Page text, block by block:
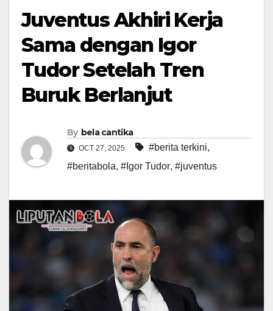
Juventus Akhiri Kerja
Sama dengan Igor
Tudor Setelah Tren
Buruk Berlanjut
By bela cantika
OCT 27, 2025 #berita terkini,
#beritabola, #Igor Tudor, #juventus